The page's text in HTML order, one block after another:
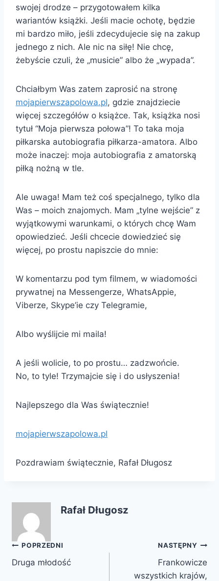
swojej drodze – przygotowałem kilka
wariantów książki. Jeśli macie ochotę, będzie
mi bardzo miło, jeśli zdecydujecie się na zakup
jednego z nich. Ale nic na siłę! Nie chcę,
żebyście czuli, że „musicie” albo że „wypada”.
Chciałbym Was zatem zaprosić na stronę
mojapierwszapolowa.pl, gdzie znajdziecie
więcej szczegółów o książce. Tak, książka nosi
tytuł “Moja pierwsza połowa”! To taka moja
piłkarska autobiografia piłkarza-amatora. Albo
może inaczej: moja autobiografia z amatorską
piłką nożną w tle.
Ale uwaga! Mam też coś specjalnego, tylko dla
Was – moich znajomych. Mam „tylne wejście” z
wyjątkowymi warunkami, o których chcę Wam
opowiedzieć. Jeśli chcecie dowiedzieć się
więcej, po prostu napiszcie do mnie:
W komentarzu pod tym filmem, w wiadomości
prywatnej na Messengerze, WhatsAppie,
Viberze, Skype’ie czy Telegramie,
Albo wyślijcie mi maila!
A jeśli wolicie, to po prostu… zadzwońcie.
No, to tyle! Trzymajcie się i do usłyszenia!
Najlepszego dla Was świątecznie!
mojapierwszapolowa.pl
Pozdrawiam świątecznie, Rafał Długosz
Rafał Długosz
Nawigacja
wpisu
POPRZEDNI
Druga młodość
NASTĘPNY
Frankowicze
wszystkich krajów,